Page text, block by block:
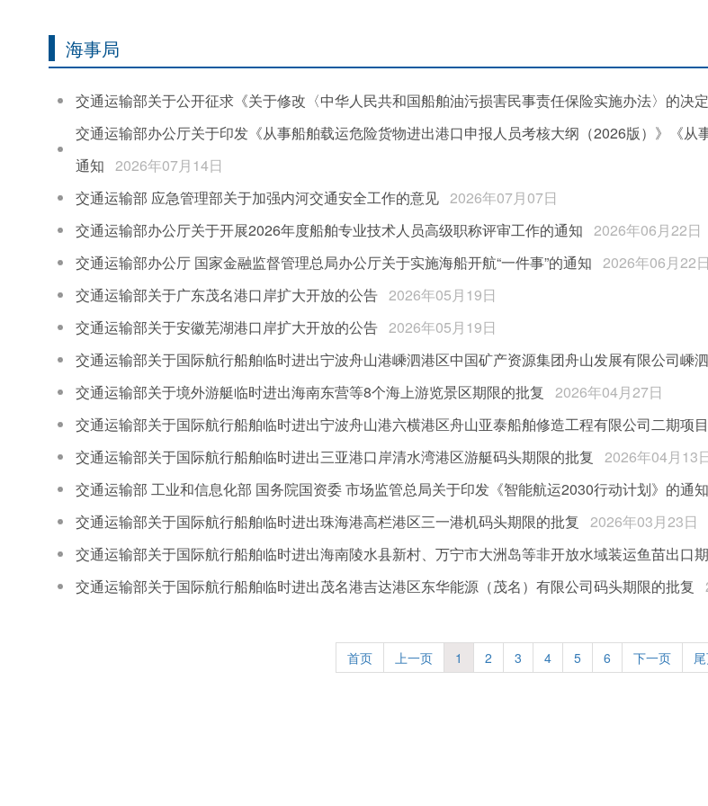
海事局
交通运输部关于公开征求《关于修改〈中华人民共和国船舶油污损害民事责任保险实施办法〉的决
交通运输部办公厅关于印发《从事船舶载运危险货物进出港口申报人员考核大纲（2026版）》《
通知 2026年07月14日
交通运输部 应急管理部关于加强内河交通安全工作的意见 2026年07月07日
交通运输部办公厅关于开展2026年度船舶专业技术人员高级职称评审工作的通知 2026年06月22日
交通运输部办公厅 国家金融监督管理总局办公厅关于实施海船开航“一件事”的通知 2026年06月22日
交通运输部关于广东茂名港口岸扩大开放的公告 2026年05月19日
交通运输部关于安徽芜湖港口岸扩大开放的公告 2026年05月19日
交通运输部关于国际航行船舶临时进出宁波舟山港嵊泗港区中国矿产资源集团舟山发展有限公司嵊
交通运输部关于境外游艇临时进出海南东营等8个海上游览景区期限的批复
2026年04月27日
交通运输部关于国际航行船舶临时进出宁波舟山港六横港区舟山亚泰船舶修造工程有限公司二期项
交通运输部关于国际航行船舶临时进出三亚港口岸清水湾港区游艇码头期限的批复
2026年04月13
交通运输部 工业和信息化部 国务院国资委 市场监管总局关于印发《智能航运2030行动计划》的通知
交通运输部关于国际航行船舶临时进出珠海港高栏港区三一港机码头期限的批复
2026年03月23日
交通运输部关于国际航行船舶临时进出海南陵水县新村、万宁市大洲岛等非开放水域装运鱼苗出口
交通运输部关于国际航行船舶临时进出茂名港吉达港区东华能源（茂名）有限公司码头期限的批复
首页 上一页 1 2 3 4 5 6 下一页